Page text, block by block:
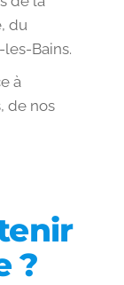
du
Bains.
à
de nos
?